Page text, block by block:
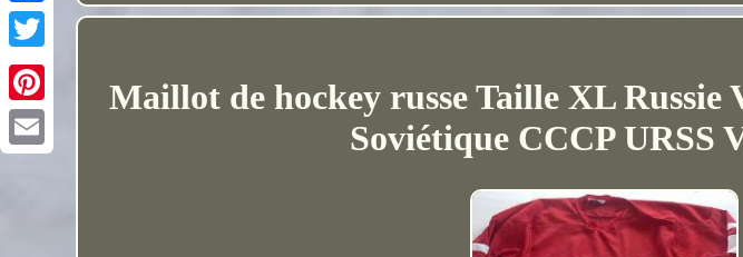
Maillot de hockey russe Taille XL Russie
Soviétique CCCP URSS